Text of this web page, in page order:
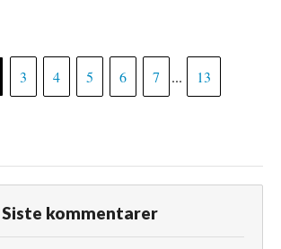
3 4 5 6 7 ... 13
Siste kommentarer